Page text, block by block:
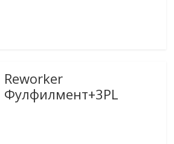
Reworker
Фулфилмент+3PL